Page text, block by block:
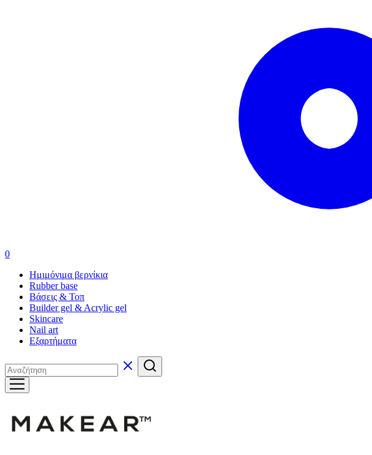
0
Ημιμόνιμα βερνίκια
Rubber base
Βάσεις & Τοπ
Builder gel & Acrylic gel
Skincare
Nail art
Εξαρτήματα